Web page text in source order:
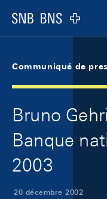
Logo
Communiqué de
Bruno
Banque
2003
20 décembre 2002